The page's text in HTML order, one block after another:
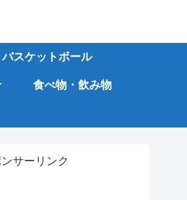
バスケットボール
食べ物・飲み物
サーリンク